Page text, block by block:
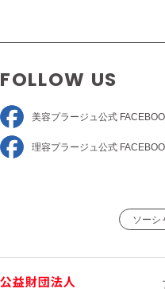
FOLLOW US
美容プラージュ 公式
理容プラージュ 公式
ソーシ